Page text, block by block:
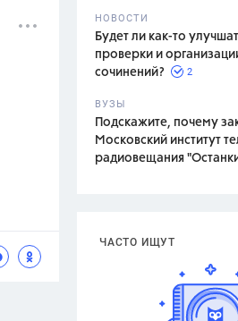
НОВОСТИ
Будет ли как-то
проверки и
сочинений?
2
ВУЗЫ
Подскажите, почему
Московский институт
радиовещания
ЧАСТО ИЩУТ